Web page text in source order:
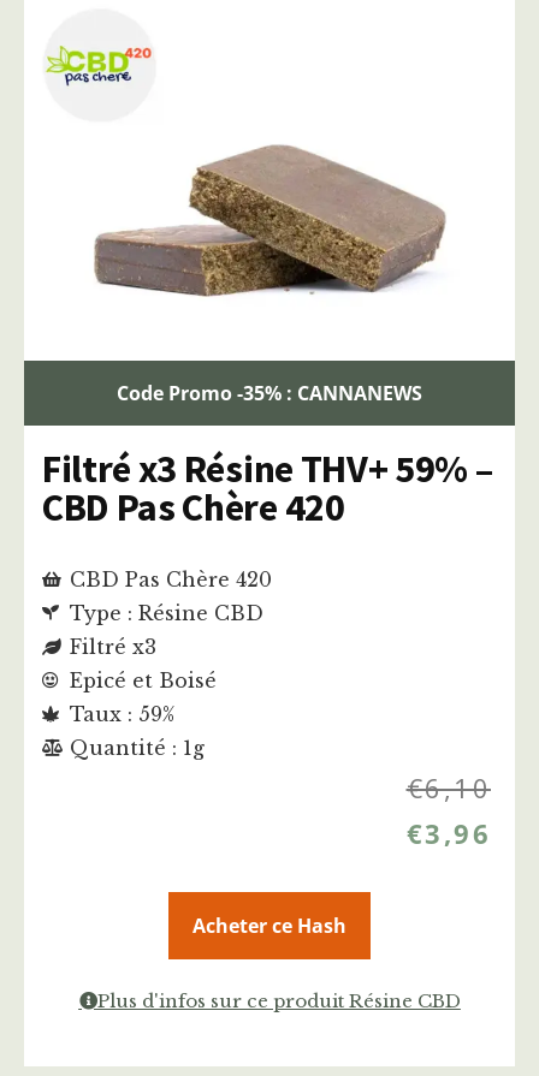
Code Promo -35% : CANNANEWS
Filtré x3 Résine THV+ 59% –
CBD Pas Chère 420
CBD Pas Chère 420
Type : Résine CBD
Filtré x3
Epicé et Boisé
Taux : 59%
Quantité : 1g
€6,10
€3,96
Acheter ce Hash
Plus d'infos sur ce produit Résine CBD